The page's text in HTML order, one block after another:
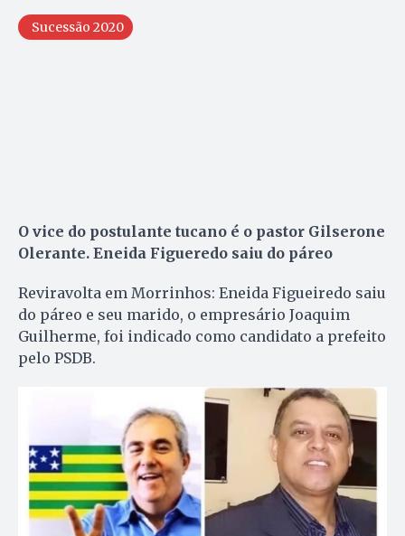
Sucessão 2020
O vice do postulante tucano é o pastor Gilserone
Olerante. Eneida Figueredo saiu do páreo
Reviravolta em Morrinhos: Eneida Figueiredo saiu
do páreo e seu marido, o empresário Joaquim
Guilherme, foi indicado como candidato a prefeito
pelo PSDB.